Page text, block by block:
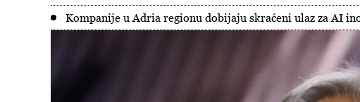
Kompanije u Adria regionu dobijaju skraćeni ulaz za AI